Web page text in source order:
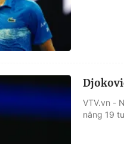
VTV.vn -
năng 19